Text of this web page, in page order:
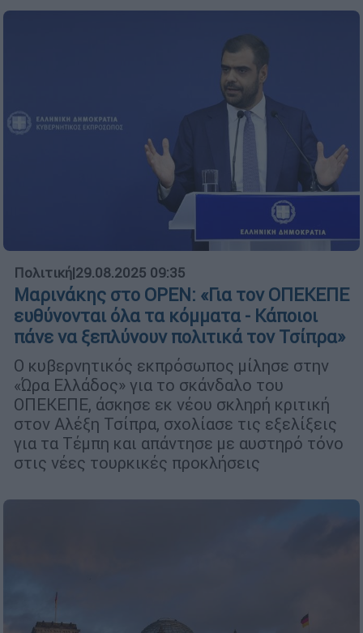
Πολιτική|29.08.2025 09:35
Μαρινάκης στο OPEN: «Για τον ΟΠΕΚΕΠΕ
ευθύνονται όλα τα κόμματα - Κάποιοι
πάνε να ξεπλύνουν πολιτικά τον Τσίπρα»
Ο κυβερνητικός εκπρόσωπος μίλησε στην
«Ώρα Ελλάδος» για το σκάνδαλο του
ΟΠΕΚΕΠΕ, άσκησε εκ νέου σκληρή κριτική
στον Αλέξη Τσίπρα, σχολίασε τις εξελίξεις
για τα Τέμπη και απάντησε με αυστηρό τόνο
στις νέες τουρκικές προκλήσεις